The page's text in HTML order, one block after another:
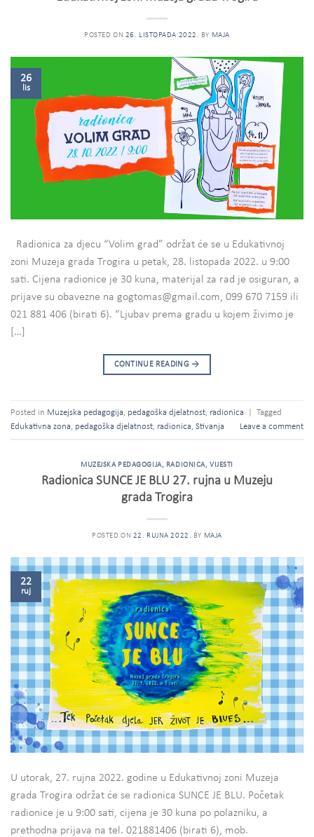
POSTED ON 26. LISTOPADA 2022. BY MAJA
26
lis
Radionica za djecu “Volim grad” održat će se u Edukativnoj
zoni Muzeja grada Trogira u petak, 28. listopada 2022. u 9:00
sati. Cijena radionice je 30 kuna, materijal za rad je osiguran, a
prijave su obavezne na gogtomas@gmail.com, 099 670 7159 ili
021 881 406 (birati 6). “Ljubav prema gradu u kojem živimo je
[…]
CONTINUE READING →
Posted in Muzejska pedagogija, pedagoška djelatnost, radionica
Tagged
Edukativna zona, pedagoška djelatnost, radionica, Stivanja Leave a comment
MUZEJSKA PEDAGOGIJA, RADIONICA, VIJESTI
Radionica SUNCE JE BLU 27. rujna u Muzeju
grada Trogira
POSTED ON 22. RUJNA 2022. BY MAJA
22
ruj
U utorak, 27. rujna 2022. godine u Edukativnoj zoni Muzeja
grada Trogira održat će se radionica SUNCE JE BLU. Početak
radionice je u 9:00 sati, cijena je 30 kuna po polazniku, a
prethodna prijava na tel. 021881406 (birati 6), mob.